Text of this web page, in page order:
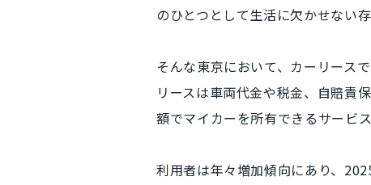
のひとつとして生活に欠かせない
そんな東京において、 カーリース
リースは車両代金や税金、自賠責
額でマイカーを所有できるサービス
利用者は年々増加傾向にあり、